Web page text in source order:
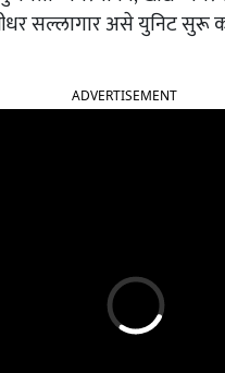
सल्लागार असे युनिट